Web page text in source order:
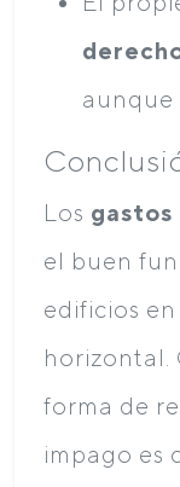
aunque
Los gastos
el buen
edificios
horizontal.
forma de
impago es